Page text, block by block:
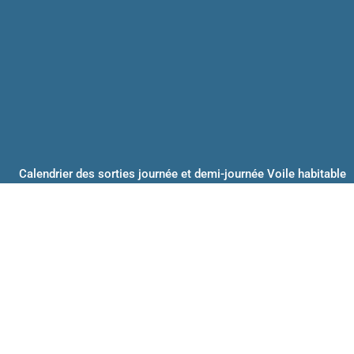
Calendrier des sorties journée et demi-journée Voile habitable